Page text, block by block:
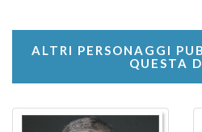
ALTRI PERSONAGGI
QUESTA